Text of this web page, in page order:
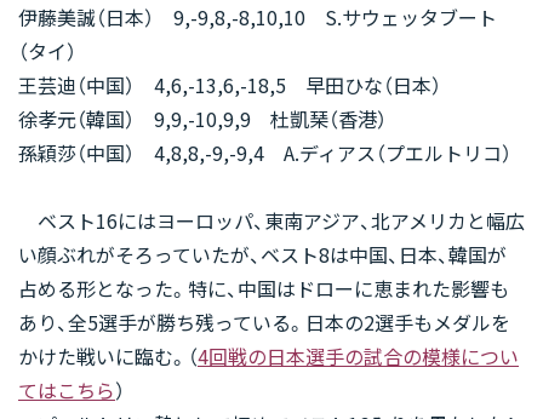
伊藤美誠（日本） 9,-9,8,-8,10,10 S.サウェッタブート
（タイ）
王芸迪（中国） 4,6,-13,6,-18,5 早田ひな（日本）
徐孝元（韓国） 9,9,-10,9,9 杜凱琹（香港）
孫穎莎（中国） 4,8,8,-9,-9,4 A.ディアス（プエルトリコ）
ベスト16にはヨーロッパ、東南アジア、北アメリカと幅広
い顔ぶれがそろっていたが、ベスト8は中国、日本、韓国が
占める形となった。特に、中国はドローに恵まれた影響も
あり、全5選手が勝ち残っている。日本の2選手もメダルを
かけた戦いに臨む。（4回戦の日本選手の試合の模様につい
てはこちら）